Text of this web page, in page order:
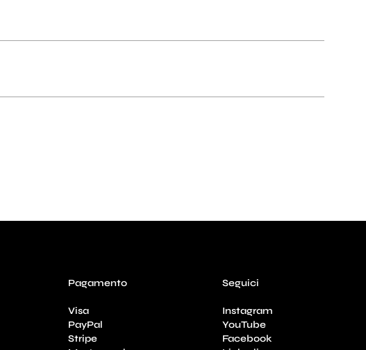
Pagamento
Visa
PayPal
Stripe
Seguici
Instagram
YouTube
Facebook